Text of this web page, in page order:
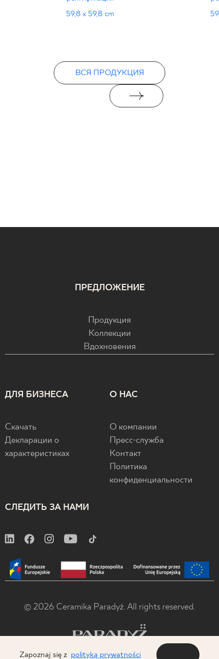
59,8 x 59,8 cm
ВСЯ ПРОДУКЦИЯ
ПРЕДЛОЖЕНИЕ
Продукция
Коллекции
Вдохновения
ДЛЯ БИЗНЕСА
Скачать
Декларации о
характеристиках
О НАС
О компании
Пресс-служба
Контакт
Политика
конфиденциальности
СЛЕДИТЬ ЗА НАМИ
© 2026 Ceramika Paradyż. All rights reserved.
Zapoznaj się z polityką prywatności